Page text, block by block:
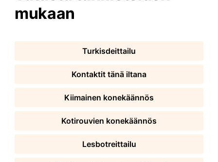
mukaan
Turkisdeittailu
Kontaktit tänä iltana
Kiimainen konekäännös
Kotirouvien konekäännös
Lesbotreittailu